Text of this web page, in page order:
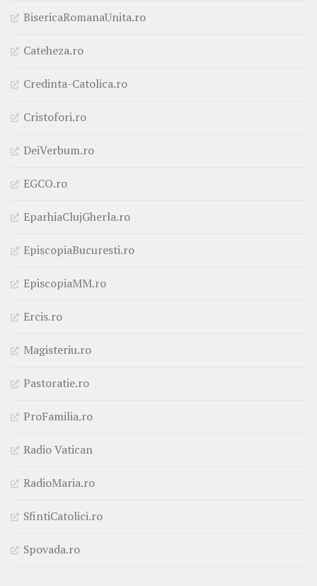
BisericaRomanaUnita.ro
Cateheza.ro
Credinta-Catolica.ro
Cristofori.ro
DeiVerbum.ro
EGCO.ro
EparhiaClujGherla.ro
EpiscopiaBucuresti.ro
EpiscopiaMM.ro
Ercis.ro
Magisteriu.ro
Pastoratie.ro
ProFamilia.ro
Radio Vatican
RadioMaria.ro
SfintiCatolici.ro
Spovada.ro